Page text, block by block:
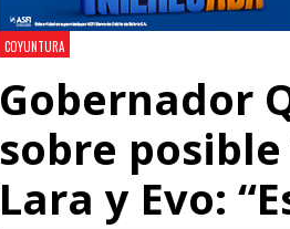
COYUNTURA
Gobernador
sobre
Lara y Evo: